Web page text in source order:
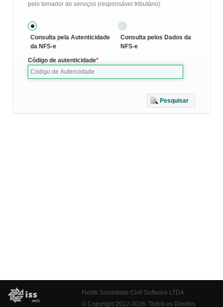
pelo tomador de serviços (responsável tributário).
Consulta pela Autenticidade
da NFS-e
Consulta pelos Dados da
NFS-e
Código de autenticidade
Pesquisar
Fiorilli Sociedade Civil Software LTDA
© Copyright 2012-2026. Todos os Direitos